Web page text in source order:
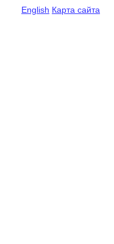
English Карта сайта